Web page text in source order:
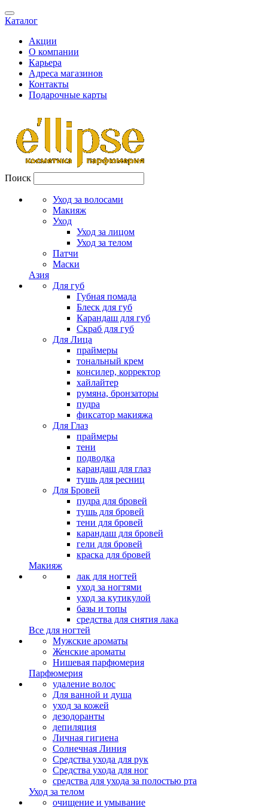
Каталог
Акции
О компании
Карьера
Адреса магазинов
Контакты
Подарочные карты
Поиск
Уход за волосами
Макияж
Уход
Уход за лицом
Уход за телом
Патчи
Маски
Азия
Для губ
Губная помада
Блеск для губ
Карандаш для губ
Скраб для губ
Для Лица
праймеры
тональный крем
консилер, корректор
хайлайтер
румяна, бронзаторы
пудра
фиксатор макияжа
Для Глаз
праймеры
тени
подводка
карандаш для глаз
тушь для ресниц
Для Бровей
пудра для бровей
тушь для бровей
тени для бровей
карандаш для бровей
гели для бровей
краска для бровей
Макияж
лак для ногтей
уход за ногтями
уход за кутикулой
базы и топы
средства для снятия лака
Все для ногтей
Мужские ароматы
Женские ароматы
Нишевая парфюмерия
Парфюмерия
удаление волос
Для ванной и душа
уход за кожей
дезодоранты
депиляция
Личная гигиена
Солнечная Линия
Средства ухода для рук
Средства ухода для ног
средства для ухода за полостью рта
Уход за телом
очищение и умывание